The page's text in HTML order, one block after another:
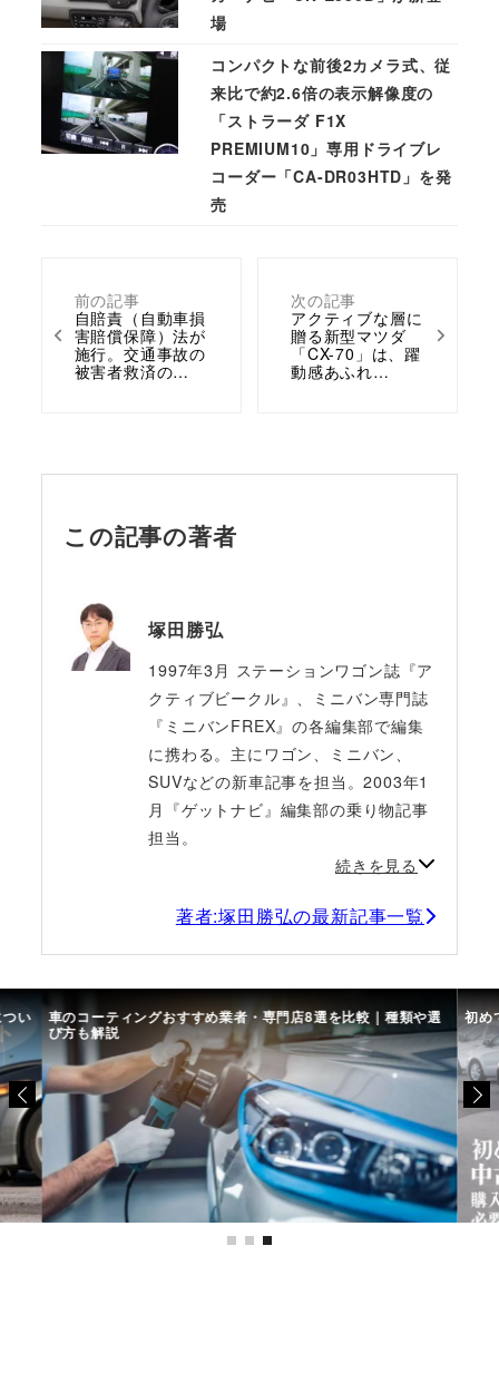
前の記事
自賠責（自動車損
害賠償保障）法が
施行。交通事故の
被害者救済の…
次の記事
アクティブな層に
贈る新型マツダ
「CX-70」は、躍
動感あふれ…
場
コンパクトな前後2カメラ式、従
来比で約2.6倍の表示解像度の
「ストラーダ F1X
PREMIUM10」専用ドライブレ
コーダー「CA-DR03HTD」を発
売
この記事の著者
塚田勝弘
1997年3月 ステーションワゴン誌『ア
クティブビークル』、ミニバン専門誌
『ミニバンFREX』の各編集部で編集
に携わる。主にワゴン、ミニバン、
SUVなどの新車記事を担当。2003年1
月『ゲットナビ』編集部の乗り物記事
担当。
続きを見る
著者:塚田勝弘の最新記事一覧
い 車のコーティングおすすめ業者・専門店8選を比較｜種類や選
び方も解説
初め